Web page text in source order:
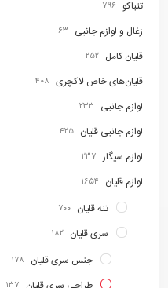
تنباکو ۷۹۶
زغال و لوازم جانبی ۶۳
قلیان کامل ۲۵۲
قلیان‌های خاص لاکچری ۴۰۸
لوازم جانبی ۲۳۳
لوازم جانبی قلیان ۴۲۵
لوازم سیگار ۲۳۷
لوازم قلیان ۱۶۵۴
تنه قلیان ۷۰۰
سری قلیان ۱۸۲
جنس سری قلیان ۱۷۸